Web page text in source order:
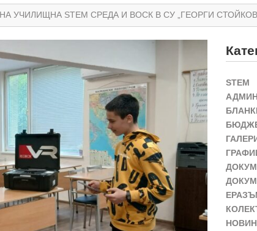
УЧИЛИЩНА STEM СРЕДА И ВОСК В СУ „ГЕОРГИ
STEM